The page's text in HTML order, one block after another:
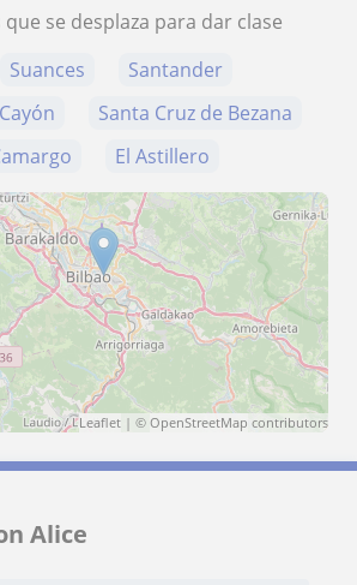
se desplaza para dar clase
Suances
Santander
Santa Cruz de Bezana
El Astillero
Leaflet | © OpenStreetMap contributors
Alice